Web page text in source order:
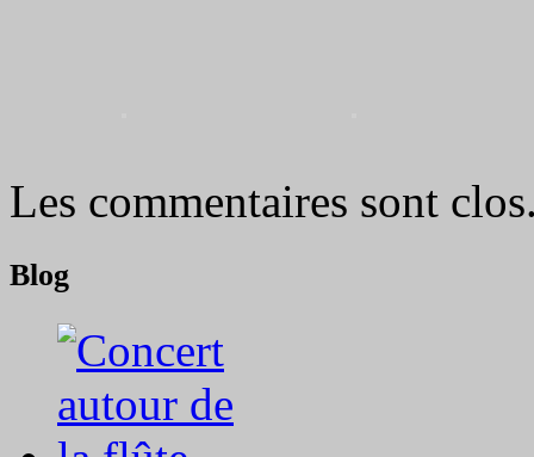
Les commentaires sont
Blog